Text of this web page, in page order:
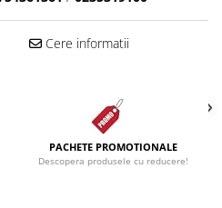
Cere informatii
PACHETE PROMOTIONALE
Descopera produsele cu reducere!